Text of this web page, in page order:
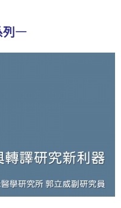
列—